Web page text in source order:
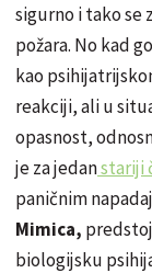
sigurno i tako se
požara. No kad
kao
reakciji, ali u
opasnost,
je za jedanstariji
paničnim
Mimica,
biologijsku